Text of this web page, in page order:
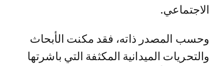
الاجتماعي.
وحسب المصدر ذاته، فقد مكنت الأبحاث
والتحريات الميدانية المكثفة التي باشرتها